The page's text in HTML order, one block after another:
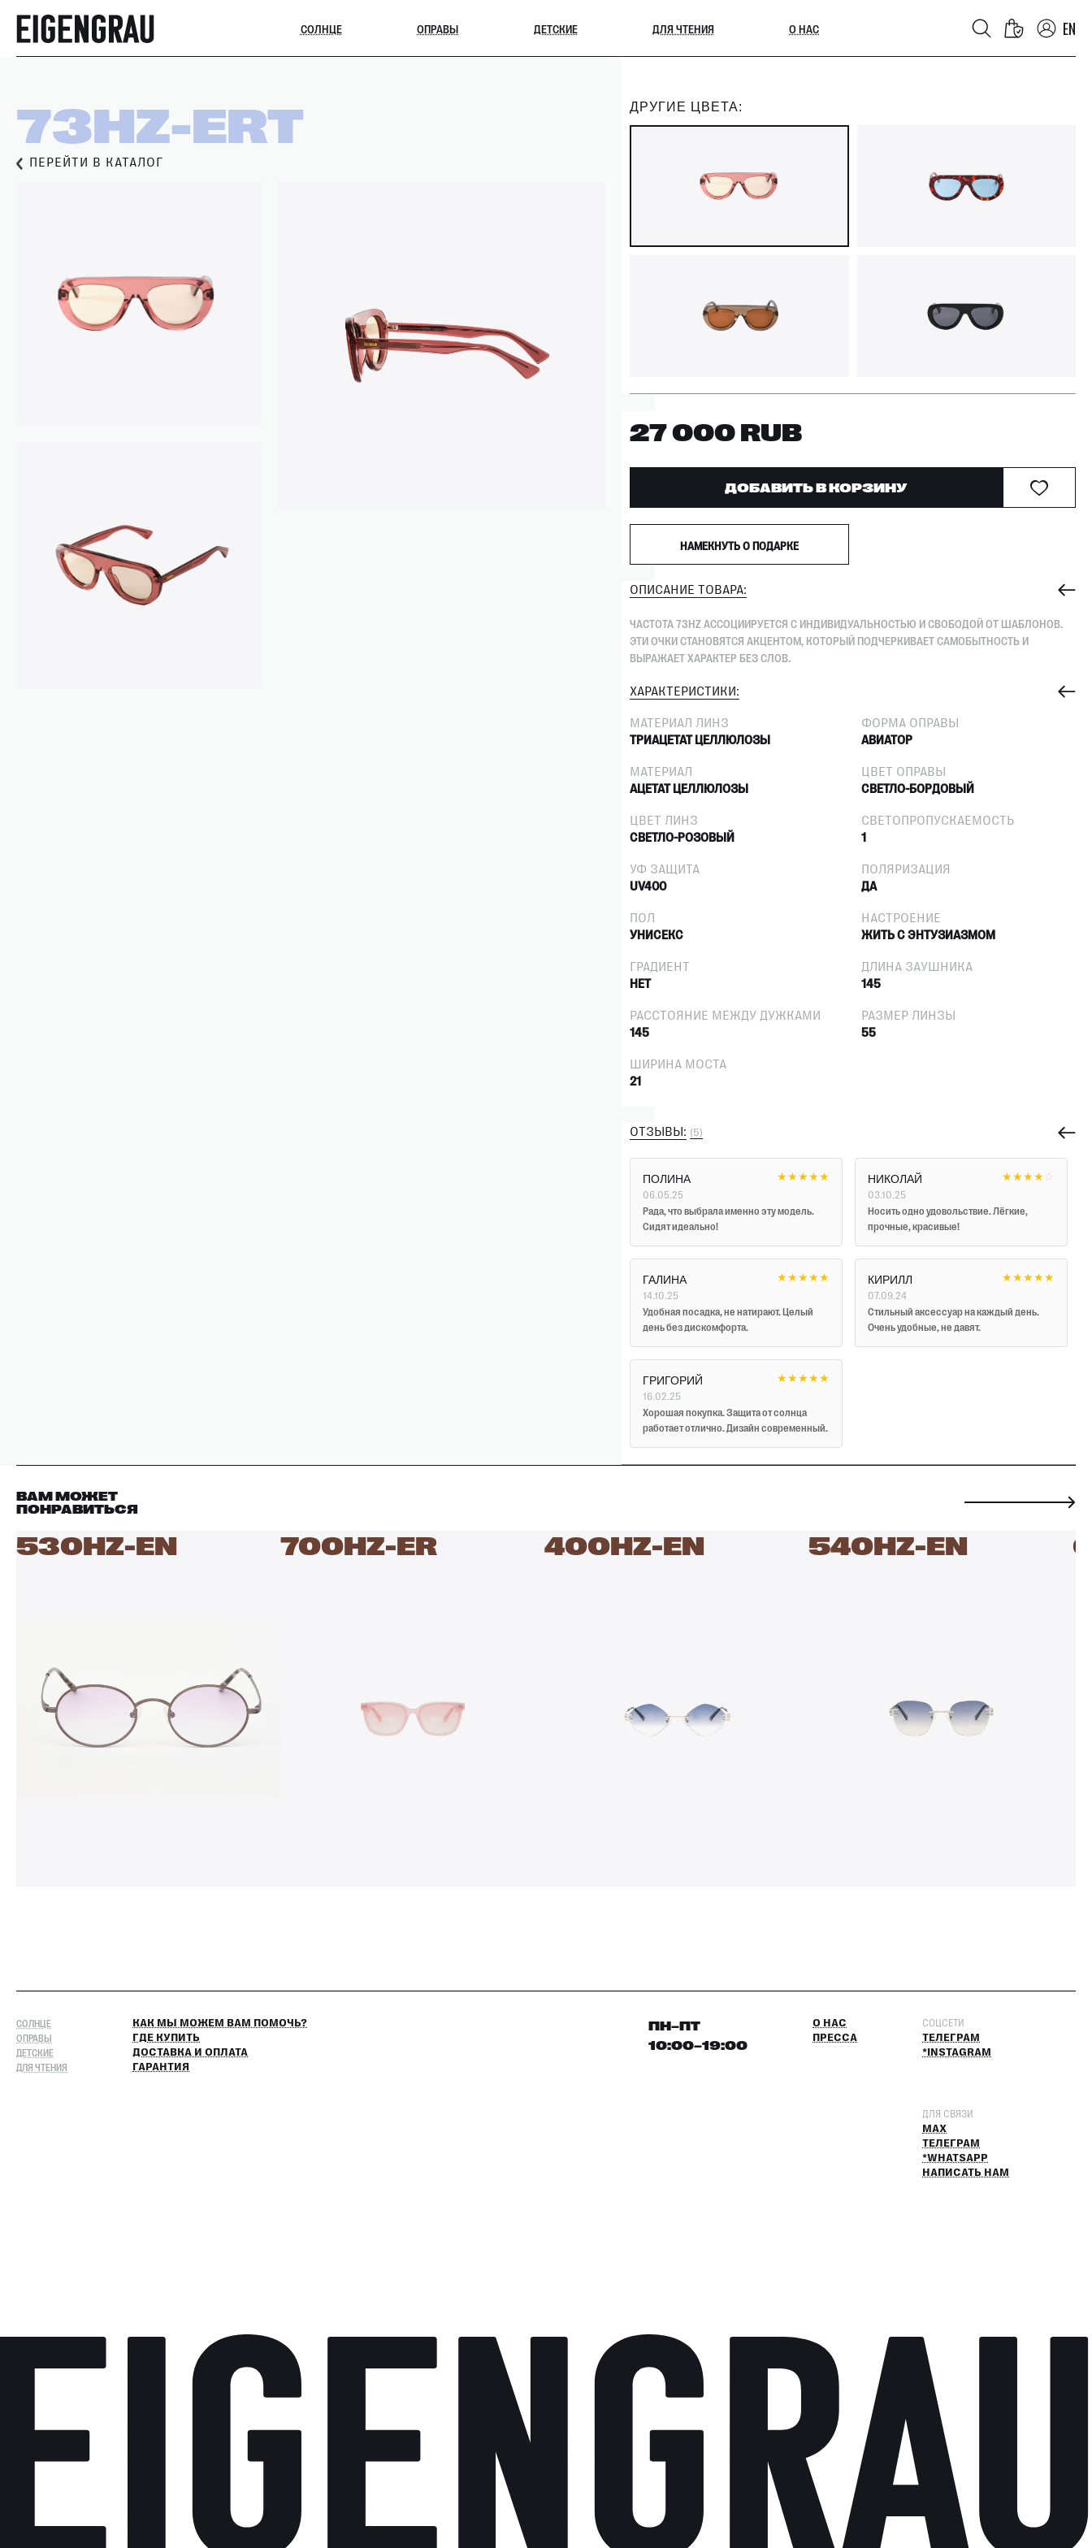
СОЛНЦЕ ОПРАВЫ ДЕТСКИЕ ДЛЯ ЧТЕНИЯ О НАС EN
73HZ-ERT
ПЕРЕЙТИ В КАТАЛОГ
ДРУГИЕ ЦВЕТА:
27 000RUB
ДОБАВИТЬ В КОРЗИНУ
НАМЕКНУТЬ О ПОДАРКЕ
ОПИСАНИЕ ТОВАРА:
ЧАСТОТА 73HZ АССОЦИИРУЕТСЯ С ИНДИВИДУАЛЬНОСТЬЮ И СВОБОДОЙ ОТ ШАБЛОНОВ.
ЭТИ ОЧКИ СТАНОВЯТСЯ АКЦЕНТОМ, КОТОРЫЙ ПОДЧЕРКИВАЕТ САМОБЫТНОСТЬ И
ВЫРАЖАЕТ ХАРАКТЕР БЕЗ СЛОВ.
ХАРАКТЕРИСТИКИ:
МАТЕРИАЛ ЛИНЗ
ТРИАЦЕТАТ ЦЕЛЛЮЛОЗЫ
ФОРМА ОПРАВЫ
АВИАТОР
МАТЕРИАЛ
АЦЕТАТ ЦЕЛЛЮЛОЗЫ
ЦВЕТ ОПРАВЫ
СВЕТЛО-БОРДОВЫЙ
ЦВЕТ ЛИНЗ
СВЕТЛО-РОЗОВЫЙ
СВЕТОПРОПУСКАЕМОСТЬ
1
УФ ЗАЩИТА
UV400
ПОЛЯРИЗАЦИЯ
ДА
ПОЛ
УНИСЕКС
НАСТРОЕНИЕ
ЖИТЬ С ЭНТУЗИАЗМОМ
ГРАДИЕНТ
НЕТ
ДЛИНА ЗАУШНИКА
145
РАССТОЯНИЕ МЕЖДУ ДУЖКАМИ
145
РАЗМЕР ЛИНЗЫ
55
ШИРИНА МОСТА
21
ОТЗЫВЫ: (5)
ПОЛИНА
06.05.25
★★★★★
Рада, что выбрала именно эту модель.
Сидят идеально!
НИКОЛАЙ
03.10.25
★★★★
Носить одно удовольствие. Лёгкие,
прочные, красивые!
ГАЛИНА
14.10.25
★★★★★
Удобная посадка, не натирают. Целый
день без дискомфорта.
КИРИЛЛ
07.09.24
★★★★★
Стильный аксессуар на каждый день.
Очень удобные, не давят.
ГРИГОРИЙ
16.02.25
★★★★★
Хорошая покупка. Защита от солнца
работает отлично. Дизайн современный.
ВАМ МОЖЕТ
ПОНРАВИТЬСЯ
530HZ-EN 700HZ-ER 400HZ-EN 540HZ-EN
СОЛНЦЕ
ОПРАВЫ
ДЕТСКИЕ
ДЛЯ ЧТЕНИЯ
КАК МЫ МОЖЕМ ВАМ ПОМОЧЬ?
ГДЕ КУПИТЬ
ДОСТАВКА И ОПЛАТА
ГАРАНТИЯ
ПН–ПТ
10:00–19:00
О НАС
ПРЕССА
СОЦСЕТИ
ТЕЛЕГРАМ
*INSTAGRAM
ДЛЯ СВЯЗИ
MAX
ТЕЛЕГРАМ
*WHATSAPP
НАПИСАТЬ НАМ